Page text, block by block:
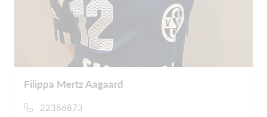
Filippa Mertz Aagaard
22386873